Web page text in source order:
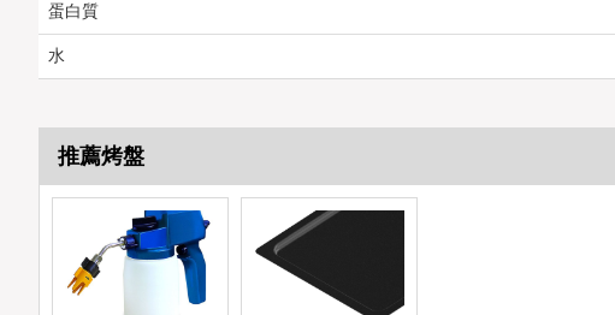
蛋白質
水
推薦烤盤